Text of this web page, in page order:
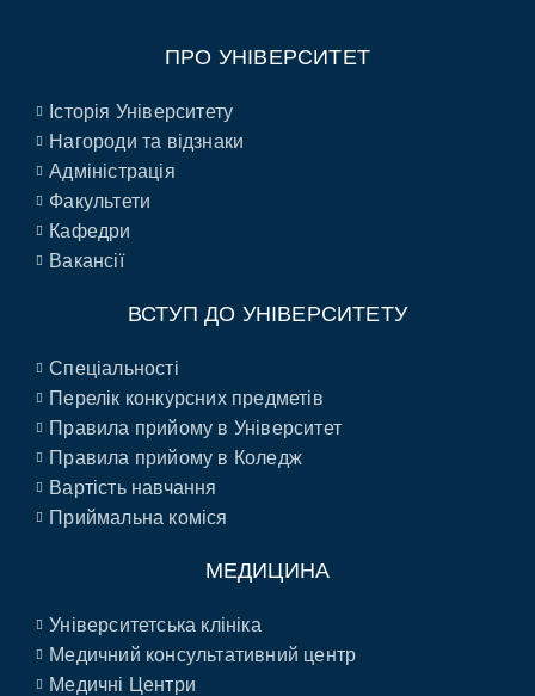
ПРО УНІВЕРСИТЕТ
Історія Університету
Нагороди та відзнаки
Адміністрація
Факультети
Кафедри
Вакансії
ВСТУП ДО УНІВЕРСИТЕТУ
Спеціальності
Перелік конкурсних предметів
Правила прийому в Університет
Правила прийому в Коледж
Вартість навчання
Приймальна коміся
МЕДИЦИНА
Університетська клініка
Медичний консультативний центр
Медичні Центри